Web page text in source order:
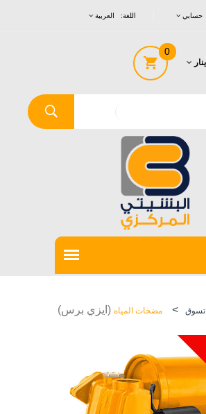
اللغة: العربية حسابي
0
تسوق > مضخات المياه (ايزي برس)